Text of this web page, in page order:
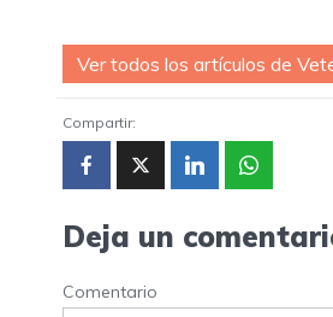
Ver todos los artículos de
Compartir:
Deja un
Comentario